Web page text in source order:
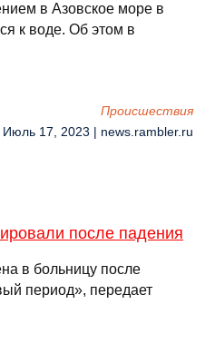
в Азовское море в
к воде. Об этом в
Происшествия
Июль 17, 2023 | news.rambler.ru
после падения
в больницу после
период», передает